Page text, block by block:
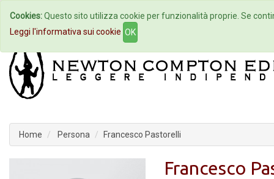
Home Autori Eventi
Home Persona Francesco Pastorelli
Francesco
Cookies:Questo sito utilizza cookie per funzionalità proprie. Se
Leggi l'informativa sui cookie OK